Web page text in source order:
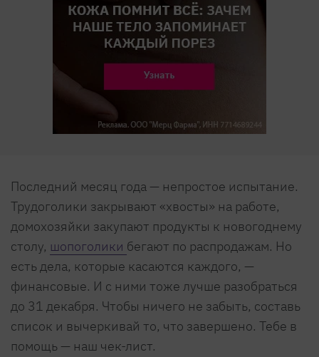
Последний месяц года — непростое испытание.
Трудоголики закрывают «хвосты» на работе,
домохозяйки закупают продукты к новогоднему
столу, шопоголики бегают по распродажам. Но
есть дела, которые касаются каждого, —
финансовые. И с ними тоже лучше разобраться
до 31 декабря. Чтобы ничего не забыть, составь
список и вычеркивай то, что завершено. Тебе в
помощь — наш чек-лист.